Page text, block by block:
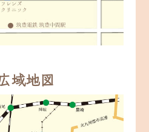
域地図